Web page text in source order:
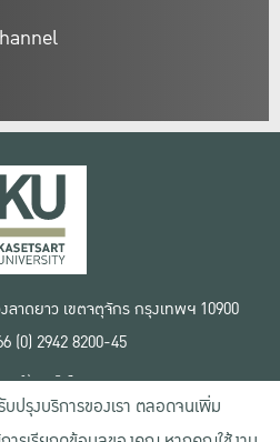
าดยาว เขตจตุจักร กรุงเทพฯ 10900
(0) 2942 8200-45
ารใช้งานเว็บไซต์
ด้านสิทธิ์ใช้งาน
ความเป็นส่วนตัว
บปรุงบริการของเรา ตลอดจนเพิ่ม